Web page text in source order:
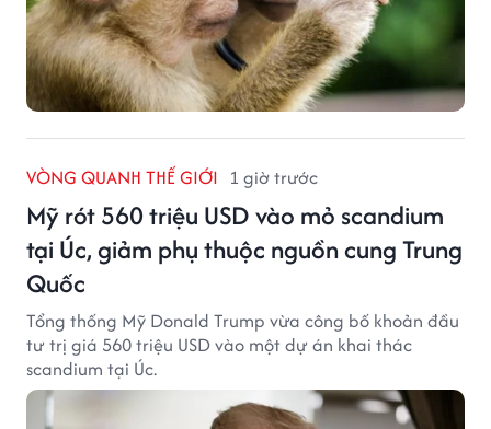
VÒNG QUANH THẾ GIỚI 1 giờ trước
Mỹ rót 560 triệu USD vào mỏ scandium
tại Úc, giảm phụ thuộc nguồn cung Trung
Quốc
Tổng thống Mỹ Donald Trump vừa công bố khoản đầu
tư trị giá 560 triệu USD vào một dự án khai thác
scandium tại Úc.